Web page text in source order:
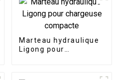
Marteau hydraulique
Ligong pour